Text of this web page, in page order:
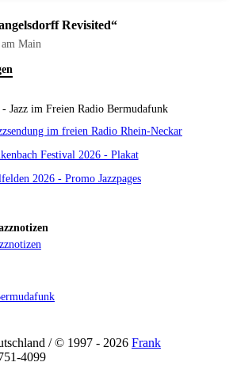
Revisited“
Main
im freien Radio Rhein-Neckar
/ © 1997 - 2026 Frank
4099